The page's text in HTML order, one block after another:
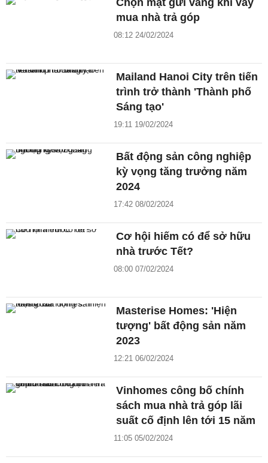
Chọn mặt gửi vàng khi vay
mua nhà trả góp
08:12 24/02/2024
Mailand Hanoi City trên tiến
trình trở thành 'Thành phố
Sáng tạo'
19:11 19/02/2024
Bất động sản công nghiệp
kỳ vọng tăng trưởng năm
2024
17:42 08/02/2024
Cơ hội hiếm có để sở hữu
nhà trước Tết?
08:00 07/02/2024
Masterise Homes: 'Hiện
tượng' bất động sản năm
2023
12:21 06/02/2024
Vinhomes công bố chính
sách mua nhà trả góp lãi
suất cố định lên tới 15 năm
11:05 05/02/2024